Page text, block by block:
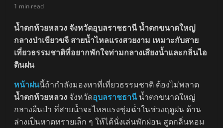
1 min read
น้ำตกห้วยหลวง จังหวัดอุบลราชธานีน้ำตกขนาดใหญ่
กลางป่าเขียวขจี สายน้ำไหลแรงสวยงาม เหมาะกับสาย
เที่ยวธรรมชาติที่อยากพักใจท่ามกลางเสียงน้ำและกลิ่นไอ
ดินฝน
หน้าฝนนี้ถ้ากำลังมองหาที่เที่ยวธรรมชาติ ต้องไม่พลาด
น้ำตกห้วยหลวง จังหวัดอุบลราชธานีน้ำตกขนาดใหญ่
กลางผืนป่า ที่สายน้ำจะไหลแรงชุ่มฉ่ำในช่วงฤดูฝน ด้าน
ล่างเป็นหาดทรายเล็ก ๆ ให้ได้นั่งเล่นพักผ่อน สูดกลิ่นหอม